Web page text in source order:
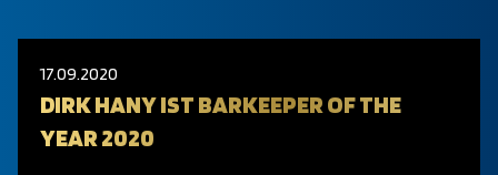
17.09.2020
DIRK HANY IST BARKEEPER OF THE
YEAR 2020